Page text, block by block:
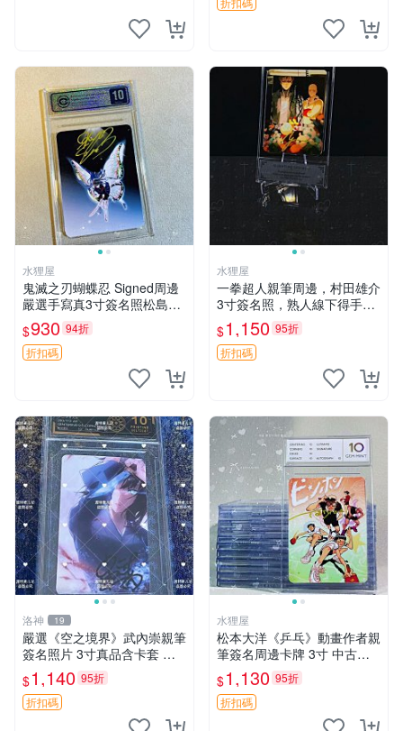
水狸屋
鬼滅之刃蝴蝶忍 Signed周邊
嚴選手寫真3寸簽名照松島晃
推薦收藏拍下留言選擇 鬼滅
之刃 3寸 簽名照 松島晃
$930 94折
折扣碼
水狸屋
一拳超人親筆周邊，村田雄介
3寸簽名照，熟人線下得手，
附原盒裝裱 完整簽名 包裝嚴
密 一拳超人 簽名照片 原盒裝
裱
$1,150 95折
折扣碼
洛神 19
嚴選《空之境界》武內崇親筆
簽名照片 3寸真品含卡套 實
拍美照 古早收藏 經典角色 漫
畫周邊 簽名照 原畫
$1,140 95折
折扣碼
水狸屋
松本大洋《乒乓》動畫作者親
筆簽名周邊卡牌 3寸 中古限
量 乒乓 動畫 簽名周邊
$1,130 95折
折扣碼